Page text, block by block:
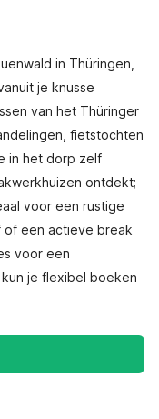
in Thüringen,
je knusse
van het Thüringer
fietstochten
in het dorp zelf
ontdekt;
voor een rustige
of een actieve break
voor een
je flexibel boeken